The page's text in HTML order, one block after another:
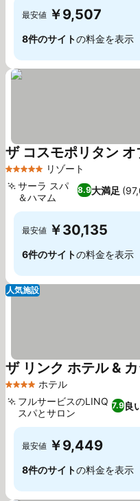
最安値 ￥9,507
8件のサイトの料金を表示
5 ホテルのランクリゾート
ザ コスモポリタン
8.9大満足
サーラ スパ
＆ハマム
最安値 ￥30,135
6件のサイトの料金を表示
人気施設
4 ホテルのランク
ホテル
ザ リンク ホテル & カ
7.9良
フルサービスのLINQ
スパとサロン
最安値 ￥9,449
8件のサイトの料金を表示